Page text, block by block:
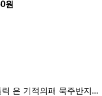
원
은 기적의패 묵주반지